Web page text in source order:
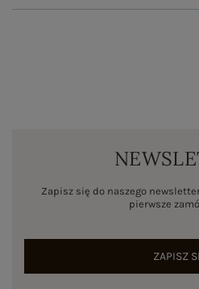
Zapisz się do naszego
pierwsze
ZAPISZ